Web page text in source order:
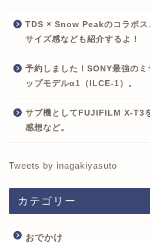
TDS × Snow Peakのコラボス
サイズ感なども紹介するよ！
予約しました！SONY最強の
ップモデルα1（ILCE-1）。
サブ機としてFUJIFILM X-T3
感想など。
Tweets by inagakiyasuto
カテゴリー
おでかけ